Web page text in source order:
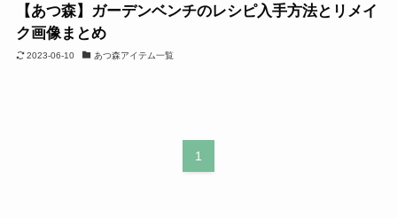
【あつ森】ガーデンベンチのレシピ入手方法とリメイ
ク画像まとめ
2023-06-10 あつ森アイテム一覧
1